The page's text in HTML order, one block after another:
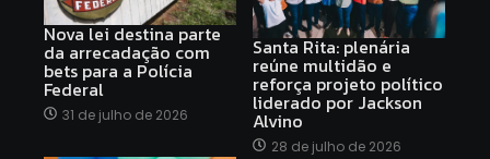
Nova lei destina parte
da arrecadação com
bets para a Polícia
Federal
31 de julho de 2026
Santa Rita: plenária
reúne multidão e
reforça projeto político
liderado por Jackson
Alvino
28 de julho de 2026